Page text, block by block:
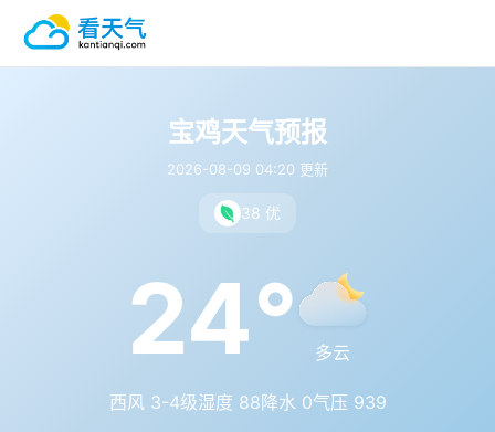
宝鸡天气预报
2026-08-09 04:20 更新
38 优
24° 多云
西风 3-4级湿度 88降水 0气压 939